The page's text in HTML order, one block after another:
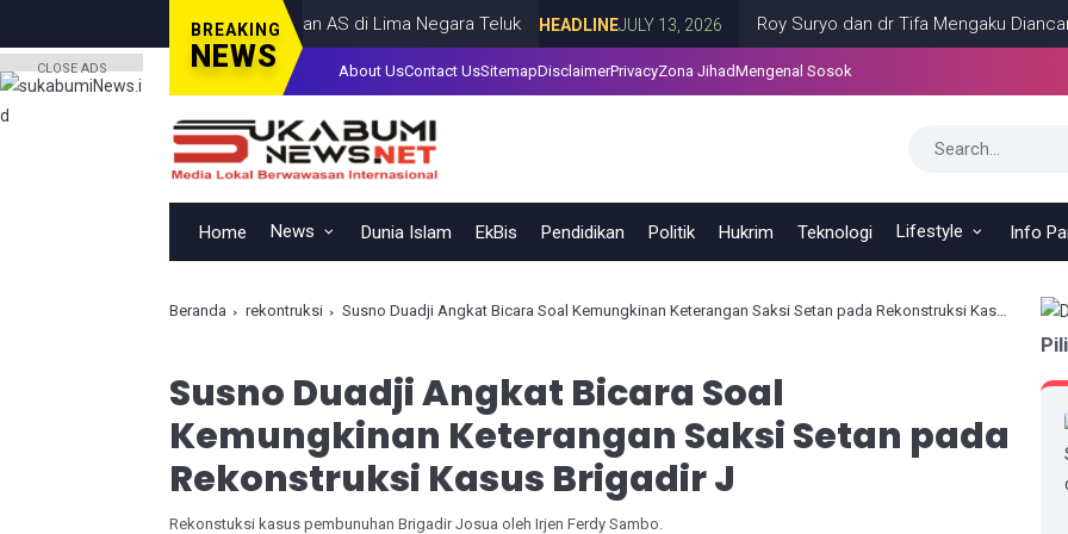
BREAKING
NEWS
Luncurkan Rudal ke Pangkalan AS di Lima Negara Teluk HEADLINEJULY 13, 2026 Roy Suryo dan dr Tifa Mengaku Diancam
About UsContact UsSitemapDisclaimerPrivacyZona JihadMengenal Sosok
Home News Dunia Islam EkBis Pendidikan Politik Hukrim Teknologi Lifestyle Info
Beranda rekontruksi Susno Duadji Angkat Bicara Soal Kemungkinan Keterangan Saksi Setan pada Rekonstruksi Kasus Brigadir J
Susno Duadji Angkat Bicara Soal
Kemungkinan Keterangan Saksi Setan pada
Rekonstruksi Kasus Brigadir J
Rekonstuksi kasus pembunuhan Brigadir Josua oleh Irjen Ferdy Sambo.
CLOSE ADS